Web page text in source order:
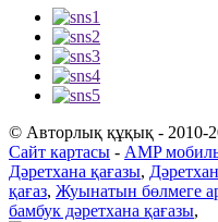
© Авторлық құқық - 2010-
Сайт картасы - AMP
Дәретхана қағазы,
қағаз, Жуынатын бөлмеге
бамбук дәретхана қағазы,